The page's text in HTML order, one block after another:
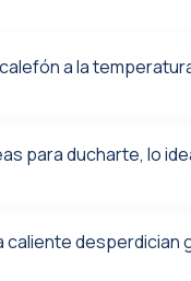
a la
para ducharte, lo
caliente